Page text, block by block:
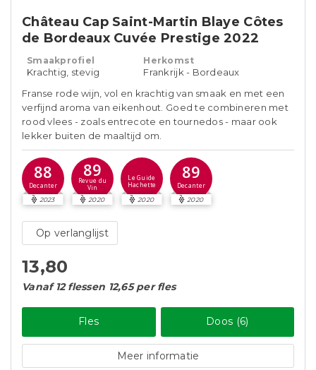
Château Cap Saint-Martin Blaye Côtes
de Bordeaux Cuvée Prestige 2022
Smaakprofiel
Krachtig, stevig
Herkomst
Frankrijk - Bordeaux
Franse rode wijn, vol en krachtig van smaak en met een
verfijnd aroma van eikenhout. Goed te combineren met
rood vlees - zoals entrecote en tournedos - maar ook
lekker buiten de maaltijd om.
88
Decanter
2023
89
Revue du
Vin
2020
Le Guide
Hachette
2020
89
Decanter
2020
Op verlanglijst
13,80
Vanaf 12 flessen 12,65 per fles
Fles Doos (6)
Meer informatie